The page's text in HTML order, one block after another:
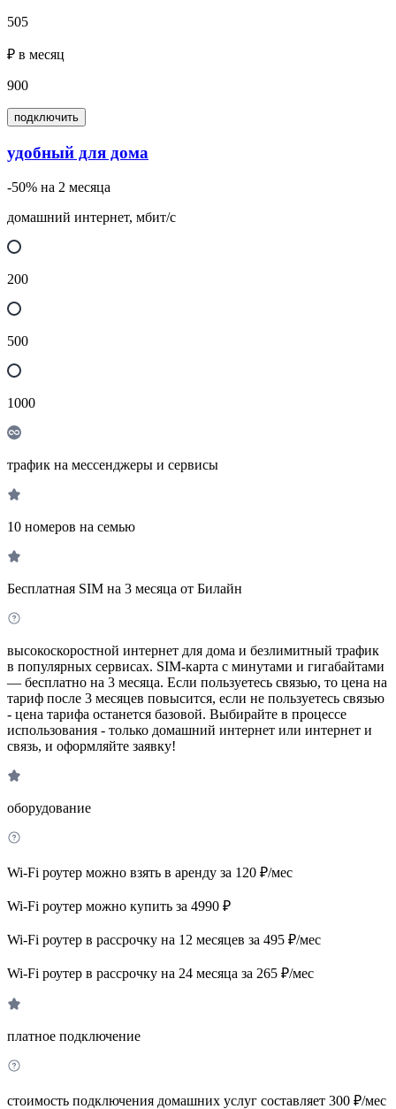
505
₽ в месяц
900
подключить
удобный для дома
-50% на 2 месяца
домашний интернет, мбит/с
200
500
1000
трафик на мессенджеры и сервисы
10 номеров на семью
Бесплатная SIM на 3 месяца от Билайн
высокоскоростной интернет для дома и безлимитный трафик
в популярных сервисах. SIM-карта с минутами и гигабайтами
— бесплатно на 3 месяца. Если пользуетесь связью, то цена на
тариф после 3 месяцев повысится, если не пользуетесь связью
- цена тарифа останется базовой. Выбирайте в процессе
использования - только домашний интернет или интернет и
связь, и оформляйте заявку!
оборудование
Wi-Fi роутер можно взять в аренду за 120 ₽/мес
Wi-Fi роутер можно купить за 4990 ₽
Wi-Fi роутер в рассрочку на 12 месяцев за 495 ₽/мес
Wi-Fi роутер в рассрочку на 24 месяца за 265 ₽/мес
платное подключение
стоимость подключения домашних услуг составляет 300 ₽/мес